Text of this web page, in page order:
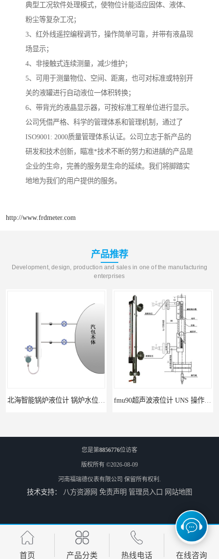
典型工况软件处理模式，使物位计能适应固体、液体、
粉尘等复杂工况；
3、红外线遥控编程调节，操作简单可靠，并带有液晶现
场显示；
4、非接触式连续测量，减少维护；
5、可用于测量物位、空间、距离，也可对标准或特别开
关的液罐进行自动液位一体积转换；
6、带背光的液晶显示器，可按标准工程单位进行显示。
公司凭借严格、科学的管理体系和管理机制，通过了
ISO9001: 2000质量管理体系认证。公司立志于新产品的
研发和技术创新，瞄准*技术不断的努力和进龋的产品是
企业的生命，完善的服务是生命的延续。我们将脚踏实
地地为我们的用户提供的服务。
http://www.frdmeter.com
产品推荐
Development, design, production and sales in one of the manufacturing
enterprises
FMP43 润滑油雷达液位计 能够提供定制服务 云南高加智能锅炉汽包液位计 窑头窑尾液位计
您是第8856776位访客
版权所有 ©2026-08-09
河南福瑞德仪表有限公司 保留所有权利.
技术支持： 八方资源网 免责声明 管理员入口 网站地图
首页 产品分类 热线电话 在线咨询